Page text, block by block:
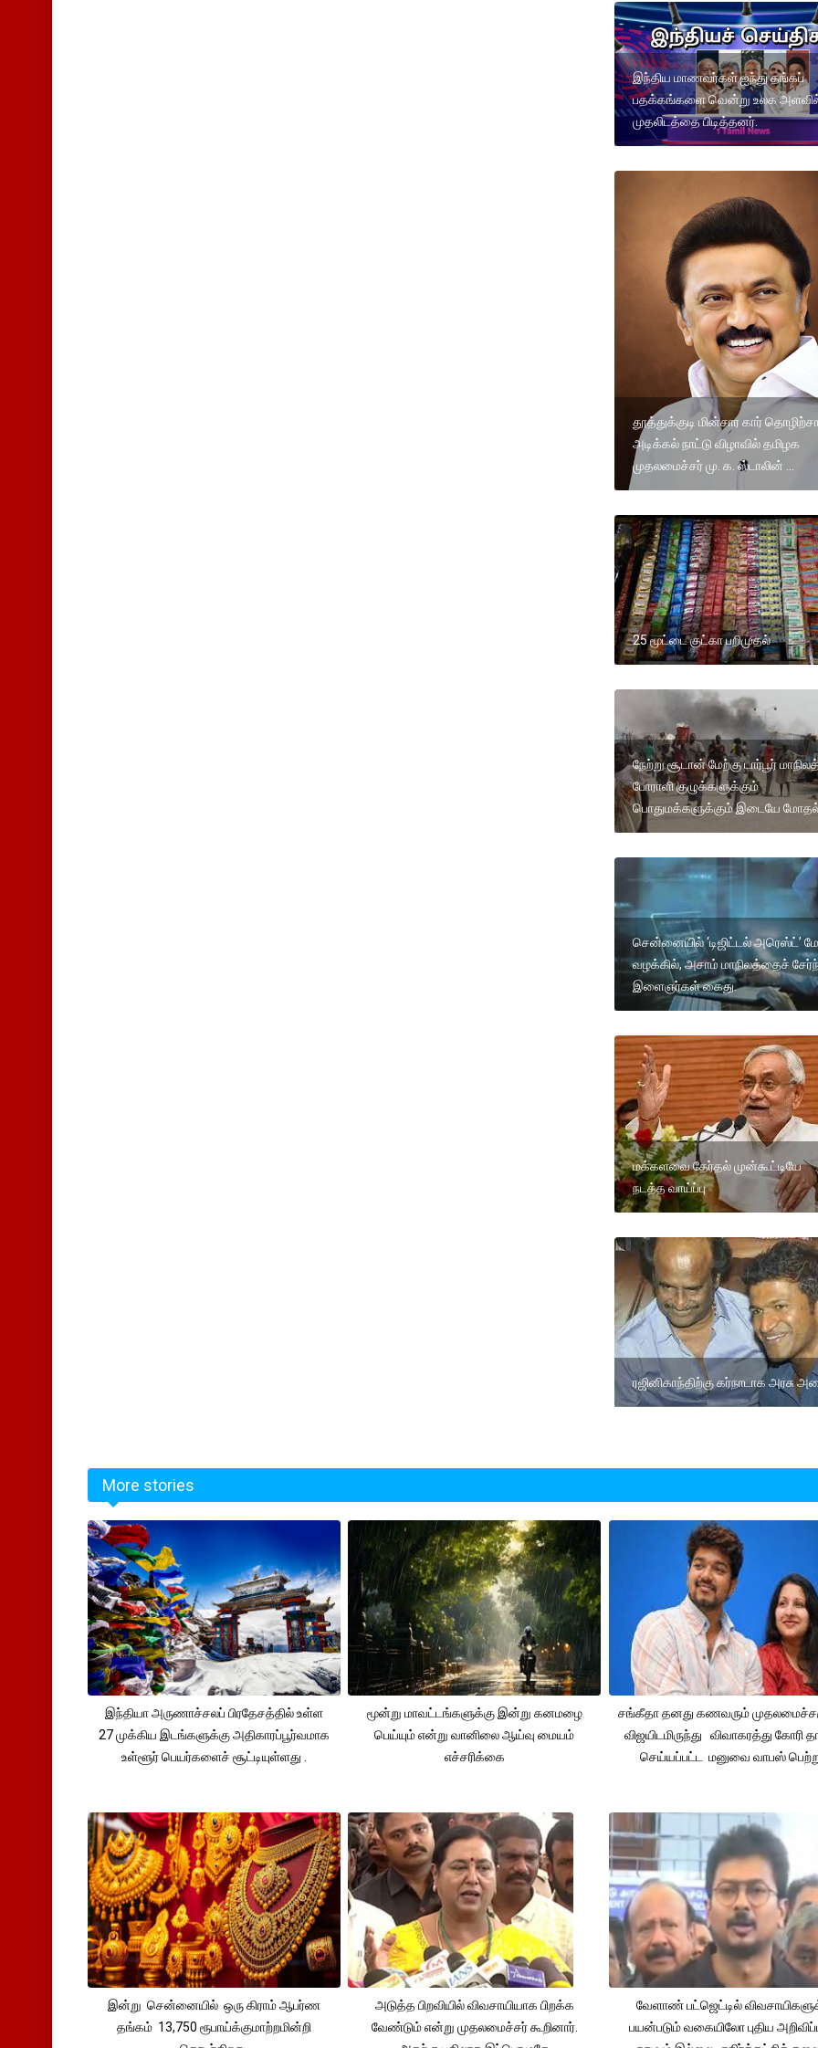
இந்திய மாணவர்கள் ஐந்து தங்கப்
பதக்கங்களை வென்று உலக
முதலிடத்தை பிடித்தனர்.
தூத்துக்குடி மின்சார கார்
அடிக்கல் நாட்டு விழாவில் தமிழக
முதலமைச்சர் மு. க. ஸ்டாலின் ...
25 மூட்டை குட்கா பறிமுதல்
நேற்று சூடான் மேற்கு டார்பூர்
போராளி குழுக்களுக்கும்
பொதுமக்களுக்கும் இடையே
சென்னையில் ‘டிஜிட்டல் அரெஸ்ட்’
வழக்கில், அசாம் மாநிலத்தைச்
இளைஞர்கள் கைது.
மக்களவை தேர்தல் முன்கூட்டியே
நடத்த வாய்ப்பு
ரஜினிகாந்திற்கு கர்நாடாக அரசு
More stories
இந்தியா அருணாச்சலப் பிரதேசத்தில் உள்ள
27 முக்கிய இடங்களுக்கு அதிகாரப்பூர்வமாக
உள்ளூர் பெயர்களைச் சூட்டியுள்ளது .
மூன்று மாவட்டங்களுக்கு இன்று கனமழை
பெய்யும் என்று வானிலை ஆய்வு மையம்
எச்சரிக்கை
சங்கீதா தனது கணவரும்
விஜயிடமிருந்து விவாகரத்து கோரி
செய்யப்பட்ட மனுவை வாபஸ்
இன்று சென்னையில் ஒரு கிராம் ஆபர்ண
தங்கம் 13,750 ரூபாய்க்குமாற்றமின்றி
அடுத்த பிறவியில் விவசாயியாக பிறக்க
வேண்டும் என்று முதலமைச்சர் கூறினார்.
வேளாண் பட்ஜெட்டில்
பயன்படும் வகையிலோ புதிய